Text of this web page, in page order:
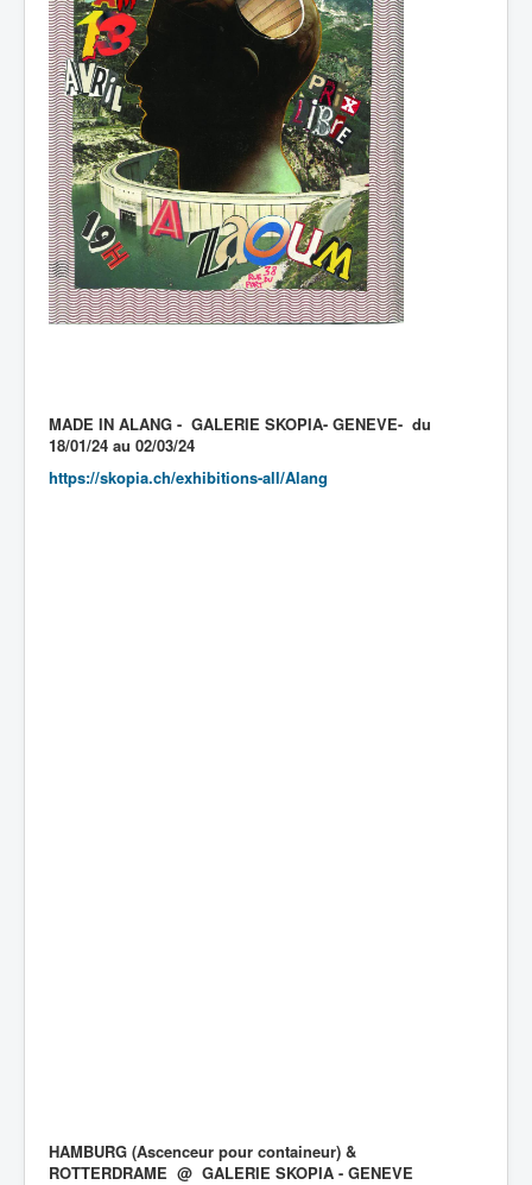
MADE IN ALANG - GALERIE SKOPIA- GENEVE- du
18/01/24 au 02/03/24
https://skopia.ch/exhibitions-all/Alang
HAMBURG (Ascenceur pour containeur) &
ROTTERDRAME @ GALERIE SKOPIA - GENEVE